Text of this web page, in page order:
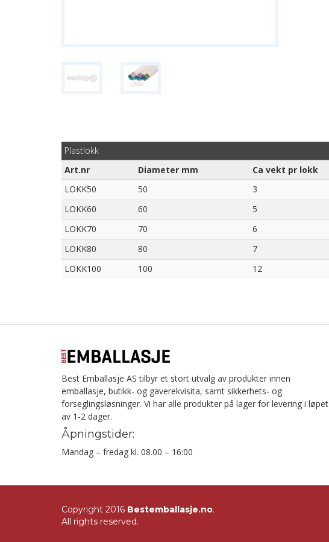
Plastlokk
Art.nr
Diameter mm Ca vekt pr lokk
LOKK50
50 3
LOKK60
60 5
LOKK70
70 6
LOKK80
80 7
LOKK100
100 12
Best Emballasje AS tilbyr et stort utvalg av produkter innen
emballasje, butikk- og gaverekvisita, samt sikkerhets- og
forseglingsløsninger. Vi har alle produkter på lager for levering i løpet
av 1-2 dager.
Åpningstider:
Mandag – fredag kl. 08.00 – 16:00
Copyright 2016 Bestemballasje.no.
All rights reserved.